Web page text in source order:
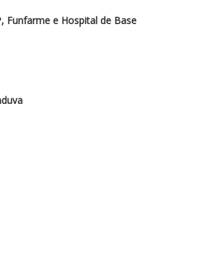
Funfarme e Hospital de Base